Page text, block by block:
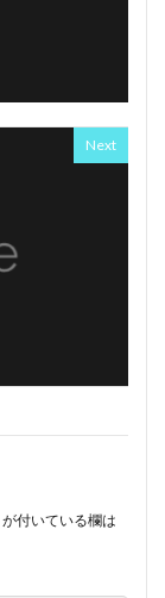
Next
が付いている欄は